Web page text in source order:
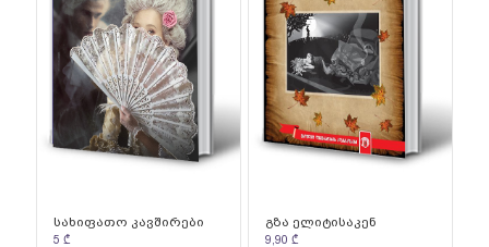
სახიფათო კავშირები
5 ₾
გზა ელიტისაკენ
9,90 ₾